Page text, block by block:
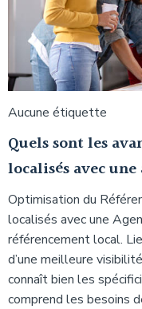
Aucune étiquette
Quels sont les
localisés avec une
Optimisation du
localisés avec une
référencement local.
d’une meilleure
connaît bien les
comprend les besoins